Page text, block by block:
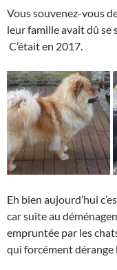
Vous souvenez-vous
leur famille avait dû se
C’était en 2017.
Eh bien aujourd’hui
car suite au
empruntée par les
qui forcément dérange